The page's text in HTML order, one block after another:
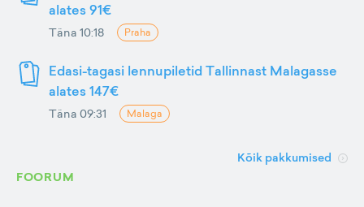
alates 91€
Täna 10:18 Praha
Edasi-tagasi lennupiletid Tallinnast Malagasse
alates 147€
Täna 09:31 Malaga
Kõik pakkumised
FOORUM